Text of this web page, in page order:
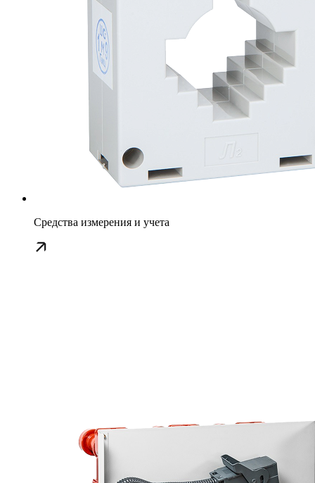
Средства измерения и учета